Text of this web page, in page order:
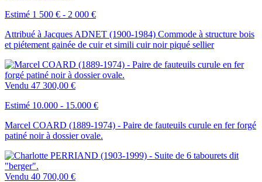
Estimé 1 500 € - 2 000 €
Attribué à Jacques ADNET (1900-1984) Commode à structure bois
et piétement gainée de cuir et simili cuir noir piqué sellier
Vendu 47 300,00 €
Estimé 10.000 - 15.000 €
Marcel COARD (1889-1974) - Paire de fauteuils curule en fer forgé
patiné noir à dossier ovale.
Vendu 40 700,00 €